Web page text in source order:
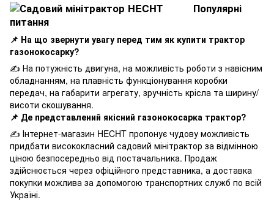
Популярні
питання
📌 На що звернути увагу перед тим як купити трактор
газонокосарку?
✍ На потужність двигуна, на можливість роботи з навісним
обладнанням, на плавність функціонування коробки
передач, на габарити агрегату, зручність крісла та ширину/
висоти скошування.
📌 Де представлений якісний газонокосарка трактор?
✍ Інтернет-магазин HECHT пропонує чудову можливість
придбати висококласний садовий мінітрактор за відмінною
ціною безпосередньо від постачальника. Продаж
здійснюється через офіційного представника, а доставка
покупки можлива за допомогою транспортних служб по всій
Україні.